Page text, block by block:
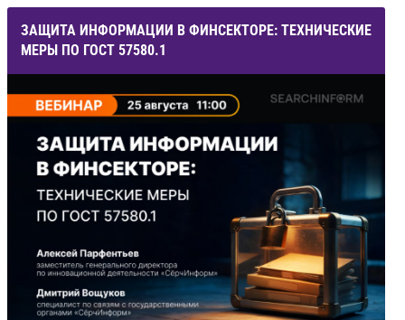
ЗАЩИТА ИНФОРМАЦИИ В ФИНСЕКТОРЕ: ТЕХНИЧЕСКИЕ
МЕРЫ ПО ГОСТ 57580.1